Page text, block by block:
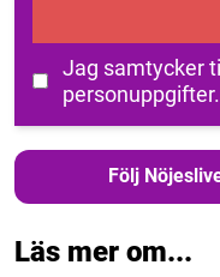
Jag samtycker
personuppgifter.
Följ
Läs mer om...